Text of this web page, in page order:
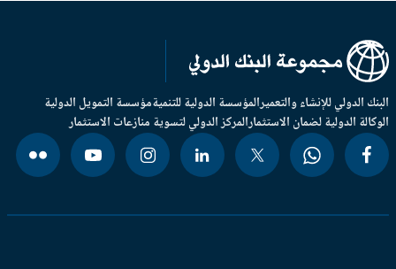
الدولي للإنشاء والتعميرالمؤسسة الدولية للتنميةمؤسسة التمويل الدولية
الدولية لضمان الاستثمارالمركز الدولي لتسوية منازعات الاستثمار